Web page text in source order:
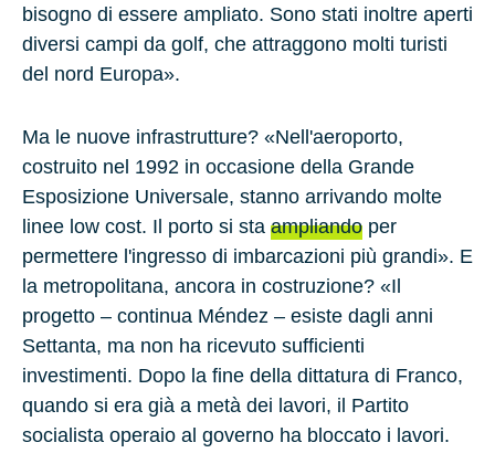
bisogno di essere ampliato. Sono stati inoltre aperti
diversi campi da golf, che attraggono molti turisti
del nord Europa».
Ma le nuove infrastrutture? «Nell'aeroporto,
costruito nel 1992 in occasione della Grande
Esposizione Universale, stanno arrivando molte
linee low cost. Il porto si sta ampliando per
permettere l'ingresso di imbarcazioni più grandi». E
la metropolitana, ancora in costruzione? «Il
progetto – continua Méndez – esiste dagli anni
Settanta, ma non ha ricevuto sufficienti
investimenti. Dopo la fine della dittatura di Franco,
quando si era già a metà dei lavori, il Partito
socialista operaio al governo ha bloccato i lavori.